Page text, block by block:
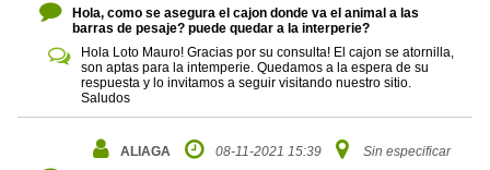
Hola, como se asegura el cajon donde va el animal a las
barras de pesaje? puede quedar a la interperie?
Hola Loto Mauro! Gracias por su consulta! El cajon se atornilla,
son aptas para la intemperie. Quedamos a la espera de su
respuesta y lo invitamos a seguir visitando nuestro sitio.
Saludos
ALIAGA 08-11-2021 15:39
Sin especificar